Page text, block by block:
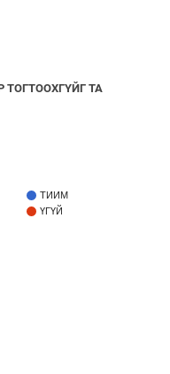
ТА
ТИЙМ
ҮГҮЙ